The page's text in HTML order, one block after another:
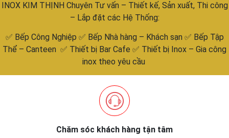
INOX KIM THỊNH Chuyên Tư vấn – Thiết kế, Sản xuất, Thi công
– Lắp đặt các Hệ Thống:
✅ Bếp Công Nghiệp ✅ Bếp Nhà hàng – Khách sạn ✅ Bếp Tập
Thể – Canteen ✅ Thiết bị Bar Cafe ✅ Thiết bị Inox – Gia công
inox theo yêu cầu
Chăm sóc khách hàng tận tâm